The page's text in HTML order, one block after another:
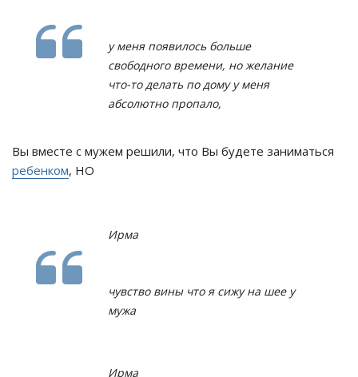
у меня появилось больше
свободного времени, но желание
что-то делать по дому у меня
абсолютно пропало,
Вы вместе с мужем решили, что Вы будете заниматься
ребенком, НО
Ирма
чувство вины что я сижу на шее у
мужа
Ирма